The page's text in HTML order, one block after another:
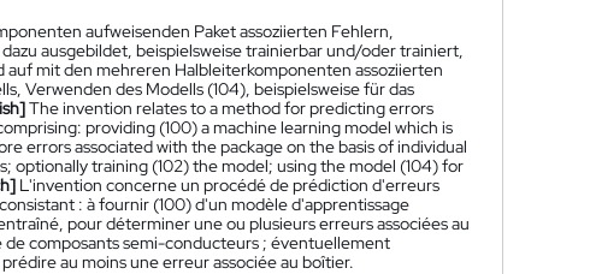
aufweisenden Paket assoziierten Fehlern,
ausgebildet, beispielsweise trainierbar und/oder trainiert,
mit den mehreren Halbleiterkomponenten assoziierten
Verwenden des Modells (104), beispielsweise für das
The invention relates to a method for predicting errors
providing (100) a machine learning model which is
errors associated with the package on the basis of individual
training (102) the model; using the model (104) for
L'invention concerne un procédé de prédiction d'erreurs
: à fournir (100) d'un modèle d'apprentissage
pour déterminer une ou plusieurs erreurs associées au
de composants semi-conducteurs ; éventuellement
au moins une erreur associée au boîtier.